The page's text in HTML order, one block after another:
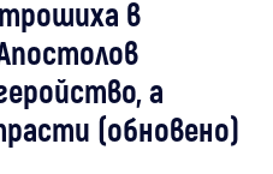
в
а
(обновено)